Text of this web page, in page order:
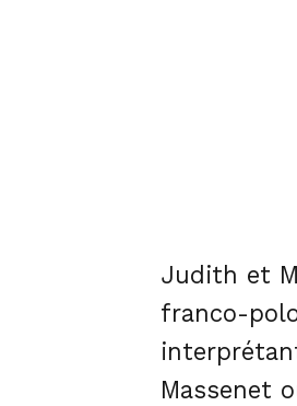
Judith et
franco-
Massenet